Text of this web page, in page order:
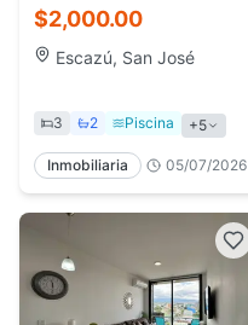
| Condominio Río
Palma
$2,000.00
Escazú, San José
3 2 Piscina +5
Inmobiliaria 05/07/2026